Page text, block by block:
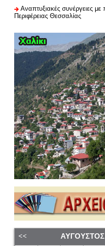
Αναπτυξιακές συνέργειες με
Περιφέρειας Θεσσαλίας
ΑΎΓΟΥΣΤΟΣ